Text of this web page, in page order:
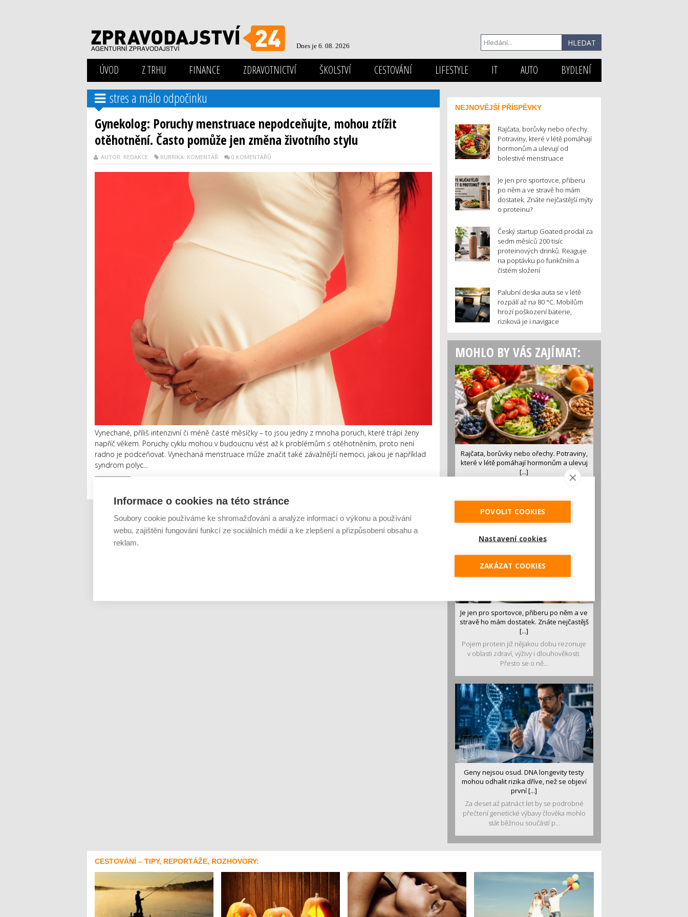
Dnes je 6. 08. 2026
ÚVOD Z TRHU FINANCE ZDRAVOTNICTVÍ ŠKOLSTVÍ CESTOVÁNÍ LIFESTYLE IT AUTO BYDLENÍ
stres a málo odpočinku
Gynekolog: Poruchy menstruace nepodceňujte, mohou ztížit
otěhotnění. Často pomůže jen změna životního stylu
AUTOR: REDAKCE RUBRIKA: KOMENTÁŘ 0 KOMENTÁŘŮ
Vynechané, příliš intenzivní či méně časté měsíčky – to jsou jedny z mnoha poruch, které trápí ženy
napříč věkem. Poruchy cyklu mohou v budoucnu vést až k problémům s otěhotněním, proto není
radno je podceňovat. Vynechaná menstruace může značit také závažnější nemoci, jakou je například
syndrom polyc...
NEJNOVĚJŠÍ PŘÍSPĚVKY
Rajčata, borůvky nebo ořechy.
Potraviny, které v létě pomáhají
hormonům a ulevují od
bolestivé menstruace
Je jen pro sportovce, přiberu
po něm a ve stravě ho mám
dostatek. Znáte nejčastější mýty
o proteinu?
Český startup Goated prodal za
sedm měsíců 200 tisíc
proteinových drinků. Reaguje
na poptávku po funkčním a
čistém složení
Palubní deska auta se v létě
rozpálí až na 80 °C. Mobilům
hrozí poškození baterie,
riziková je i navigace
MOHLO BY VÁS ZAJÍMAT:
Rajčata, borůvky nebo ořechy. Potraviny,
které v létě pomáhají hormonům a ulevuj
[...]
luštěniny jsou práv...
Je jen pro sportovce, přiberu po něm a ve
stravě ho mám dostatek. Znáte nejčastějš
[...]
Pojem protein již nějakou dobu rezonuje
v oblasti zdraví, výživy i dlouhověkosti.
Přesto se o ně...
Geny nejsou osud. DNA longevity testy
mohou odhalit rizika dříve, než se objeví
první [...]
Za deset až patnáct let by se podrobné
přečtení genetické výbavy člověka mohlo
stát běžnou součástí p...
CESTOVÁNÍ – TIPY, REPORTÁŽE, ROZHOVORY:
Informace o cookies na této stránce
Soubory cookie používáme ke shromažďování a analýze informací o výkonu a používání
webu, zajištění fungování funkcí ze sociálních médií a ke zlepšení a přizpůsobení obsahu a
reklam.
POVOLIT COOKIES
Nastavení cookies
ZAKÁZAT COOKIES